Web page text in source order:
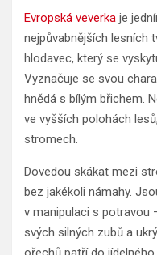
Evropská veverka je
nejpůvabnějších lesních
hlodavec, který se
Vyznačuje se svou
hnědá s bílým břichem.
ve vyšších polohách
stromech.
Dovedou skákat mezi
bez jakékoli námahy.
v manipulaci s potravou
svých silných zubů a